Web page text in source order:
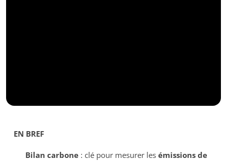
EN BREF
Bilan carbone: clé pour mesurer les émissions de